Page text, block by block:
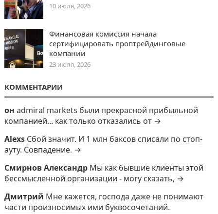
10 июля, 2026
Финансовая комиссия начала
сертифицировать проптрейдинговые
компании
23 июля, 2026
КОММЕНТАРИИ
он admiral markets были прекрасной прибыльной
компанией... как только отказались от →
Alexs Сбой значит. И 1 млн баксов списали по стоп-
ауту. Совпадение. →
Смирнов Александр Мы как бывшие клиенты этой
бессмысленной организации - могу сказать, →
Дмитрий Мне кажется, господа даже не понимают
части произносимых ими буквосочетаний.